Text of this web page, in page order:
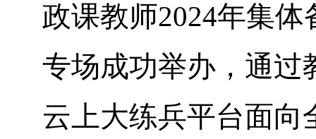
政课教师2024年集体
专场成功举办，通过
云上大练兵平台面向